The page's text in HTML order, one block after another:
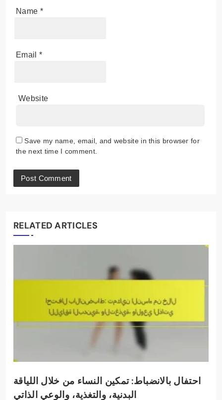
Name *
Email *
Website
Save my name, email, and website in this browser for
the next time I comment.
RELATED ARTICLES
احتفال بالانضباط: تمكين النساء من خلال اللياقة
البدنية، والتغذية، والوعي الذاتي